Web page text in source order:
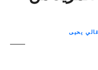
غالي يحيى